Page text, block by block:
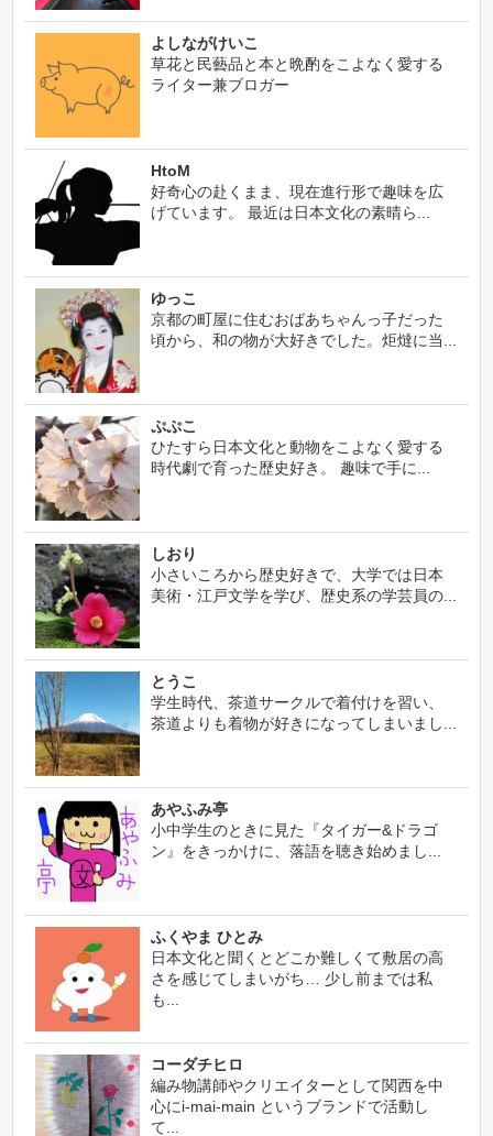
よしながけいこ
草花と民藝品と本と晩酌をこよなく愛する
ライター兼ブロガー
HtoM
好奇心の赴くまま、現在進行形で趣味を広
げています。 最近は日本文化の素晴ら...
ゆっこ
京都の町屋に住むおばあちゃんっ子だった
頃から、和の物が大好きでした。炬燵に当...
ぷぷこ
ひたすら日本文化と動物をこよなく愛する
時代劇で育った歴史好き。 趣味で手に...
しおり
小さいころから歴史好きで、大学では日本
美術・江戸文学を学び、歴史系の学芸員の...
とうこ
学生時代、茶道サークルで着付けを習い、
茶道よりも着物が好きになってしまいまし...
あやふみ亭
小中学生のときに見た『タイガー&ドラゴ
ン』をきっかけに、落語を聴き始めまし...
ふくやま ひとみ
日本文化と聞くとどこか難しくて敷居の高
さを感じてしまいがち… 少し前までは私
も...
コーダチヒロ
編み物講師やクリエイターとして関西を中
心にi-mai-main というブランドで活動し
て...